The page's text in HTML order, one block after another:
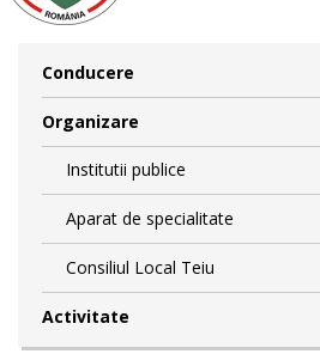
Conducere
Organizare
Institutii publice
Aparat de specialitate
Consiliul Local Teiu
Activitate